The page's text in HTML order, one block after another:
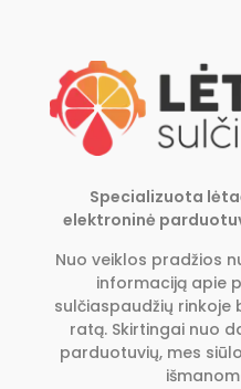
Specializuota
elektroninė
Nuo veiklos pradžios
informaciją apie
sulčiaspaudžių rinkoje
ratą. Skirtingai nuo
parduotuvių, mes